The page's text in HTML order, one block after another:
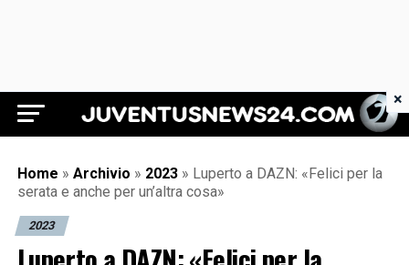
Juventus News 24
Home » Archivio » 2023 » Luperto a DAZN: «Felici per la
serata e anche per un’altra cosa»
2023
×